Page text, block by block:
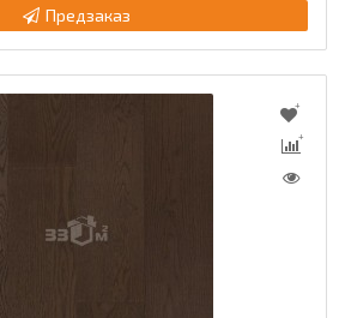
Предзаказ